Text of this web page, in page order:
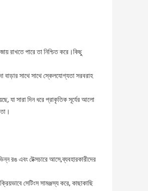
রাখতে পারে তা নিশ্চিত করে।কিছু
বাড়ার সাথে সাথে স্কেলযোগ্যতা সরবরাহ
যা সারা দিন ধরে প্রাকৃতিক সূর্যের আলো
রঙ এবং টেক্সচারে আসে,ব্যবহারকারীদের
সেটিংস সামঞ্জস্য করে, কাছাকাছি